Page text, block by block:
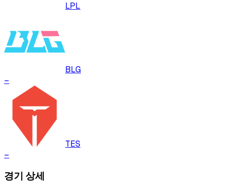
LPL
BLG
–
TES
–
경기 상세